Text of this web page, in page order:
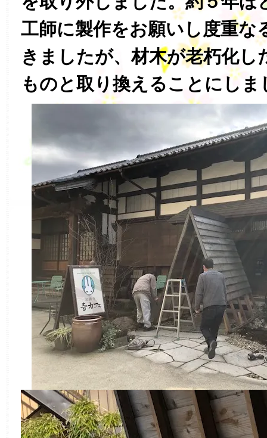
工師に製作をお願いし度重な
きましたが、材木が老朽化し
ものと取り換えることにしま